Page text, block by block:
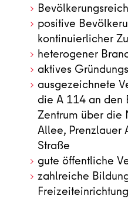
positive
kontinuierlicher
heterogener
aktives
ausgezeichnete
die A 114 an den
Zentrum über die
Allee, Prenzlauer
Straße
gute öffentliche
zahlreiche